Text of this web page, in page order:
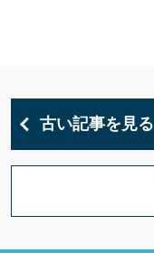
古い記事を見る